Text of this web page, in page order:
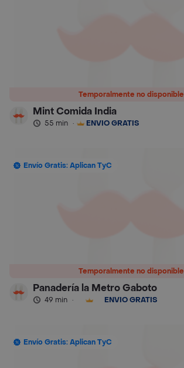
Temporalmente no disponible
Mint Comida India
55 min · ENVÍO GRATIS
Temporalmente no disponible
Envío Gratis: Aplican TyC
Panadería la Metro Gaboto
49 min · ENVÍO GRATIS
Envío Gratis: Aplican TyC